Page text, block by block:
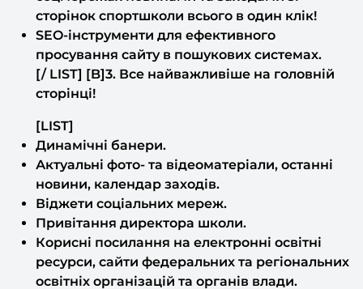
SEO-інструменти для ефективного
просування сайту в пошукових системах.
[/ LIST] [B]3. Все найважливіше на головній
сторінці!
[LIST]
Динамічні банери.
Актуальні фото- та відеоматеріали, останні
новини, календар заходів.
Віджети соціальних мереж.
Привітання директора школи.
Корисні посилання на електронні освітні
ресурси, сайти федеральних та регіональних
освітніх організацій та органів влади.